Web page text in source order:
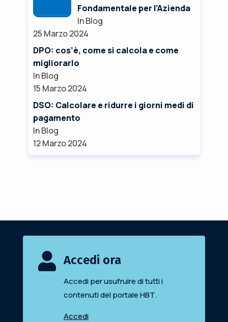
Fondamentale per l’Azienda
In Blog
25 Marzo 2024
DPO: cos’è, come si calcola e come
migliorarlo
In Blog
15 Marzo 2024
DSO: Calcolare e ridurre i giorni medi di
pagamento
In Blog
12 Marzo 2024
 Accedi ora
Accedi per usufruire di tutti i
contenuti del portale HBT.
Accedi